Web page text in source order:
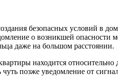
безопасных условий в
о возникшей опасности
даже на большом расстоянии.
находится
позже уведомление от